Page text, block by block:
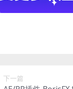
下一篇